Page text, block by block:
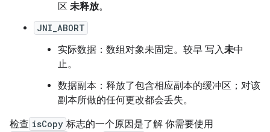
区 未释放。
JNI_ABORT
实际数据：数组对象未固定。较早 写入未中
止。
数据副本：释放了包含相应副本的缓冲区；对该
副本所做的任何更改都会丢失。
检查 isCopy 标志的一个原因是了解 你需要使用